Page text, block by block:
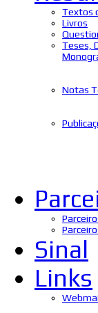
Textos
Livros
Teses,
Notas
Sinal
Links